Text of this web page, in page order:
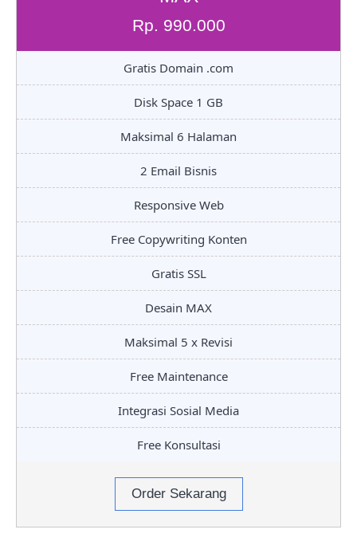
Rp. 990.000
Gratis Domain .com
Disk Space 1 GB
Maksimal 6 Halaman
2 Email Bisnis
Responsive Web
Free Copywriting Konten
Gratis SSL
Desain MAX
Maksimal 5 x Revisi
Free Maintenance
Integrasi Sosial Media
Free Konsultasi
Order Sekarang